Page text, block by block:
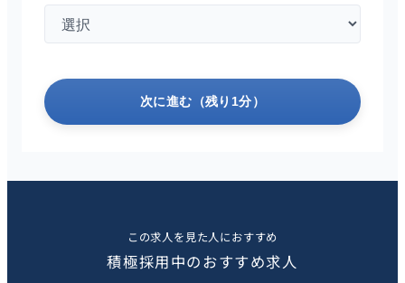
次に進む（残り1分）
この求人を見た人におすすめ
積極採用中のおすすめ求人